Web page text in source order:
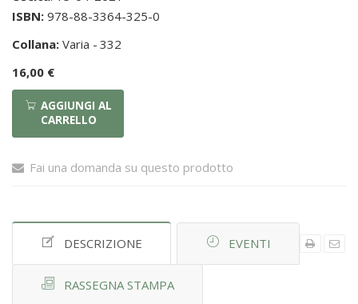
ISBN: 978-88-3364-325-0
Collana: Varia - 332
16,00 €
AGGIUNGI AL
CARRELLO
Fai una domanda su questo prodotto
DESCRIZIONE EVENTI
RASSEGNA STAMPA